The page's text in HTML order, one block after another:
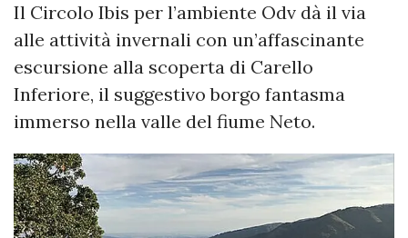
Il Circolo Ibis per l’ambiente Odv dà il via
alle attività invernali con un’affascinante
escursione alla scoperta di Carello
Inferiore, il suggestivo borgo fantasma
immerso nella valle del fiume Neto.